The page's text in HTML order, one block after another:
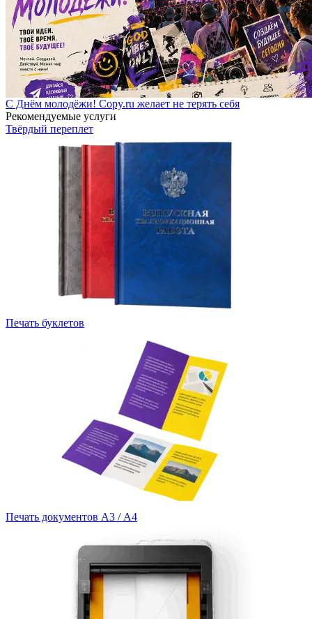
С Днём молодёжи! Copy.ru желает не терять себя
Рекомендуемые услуги
Твёрдый переплет
Печать буклетов
Печать документов А3 / А4